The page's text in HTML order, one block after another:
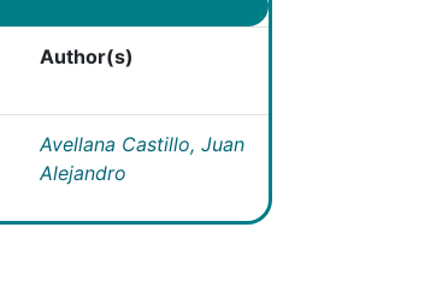
Author(s)
Avellana Castillo, Juan
Alejandro